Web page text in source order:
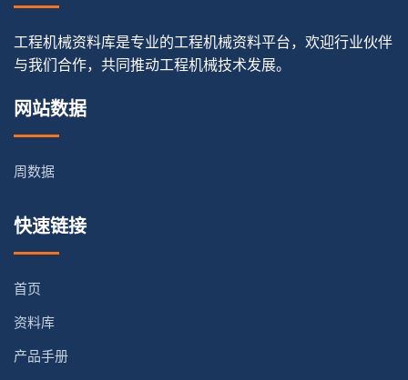
工程机械资料库是专业的工程机械资料平台，欢迎行业伙伴
与我们合作，共同推动工程机械技术发展。
网站数据
周数据
快速链接
首页
资料库
产品手册